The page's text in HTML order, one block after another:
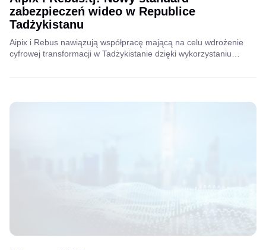
zabezpieczeń wideo w Republice
Tadżykistanu
Aipix i Rebus nawiązują współpracę mającą na celu wdrożenie
cyfrowej transformacji w Tadżykistanie dzięki wykorzystaniu